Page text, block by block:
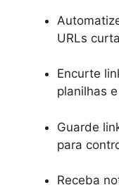
URLs
Encurte
planilhas
Guarde
para
Receba